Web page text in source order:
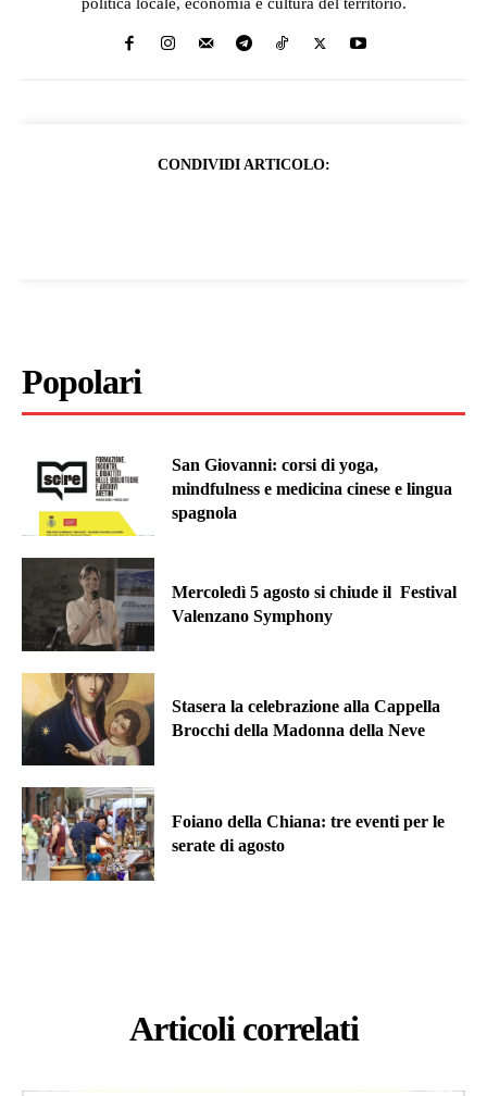
politica locale, economia e cultura del territorio.
CONDIVIDI ARTICOLO:
Popolari
San Giovanni: corsi di yoga,
mindfulness e medicina cinese e lingua
spagnola
Mercoledì 5 agosto si chiude il Festival
Valenzano Symphony
Stasera la celebrazione alla Cappella
Brocchi della Madonna della Neve
Foiano della Chiana: tre eventi per le
serate di agosto
Articoli correlati